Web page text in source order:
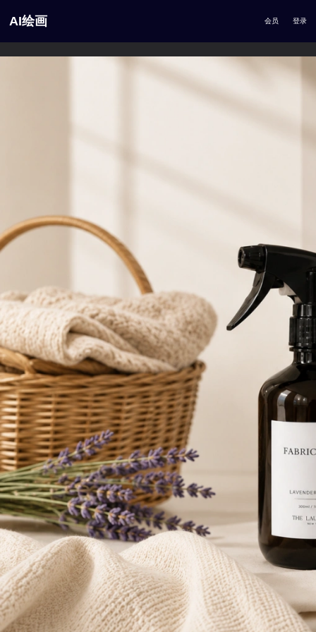
AI绘画 会员 登录